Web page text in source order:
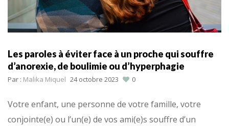
Les paroles à éviter face à un proche qui souffre
d’anorexie, de boulimie ou d’hyperphagie
Par : Malika Miquel 24 octobre 2023 0
Votre enfant, une personne de votre famille, votre
conjointe(e) ou l’un(e) de vos ami(e)s souffre d’un